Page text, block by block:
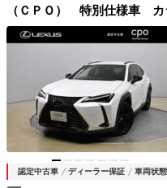
（ＣＰＯ） 特別仕様車 カ
イ １８インチアルミホイー
クビューモニター ブライン
サポートブレーキ
認定中古車 ディーラー保証 車両状